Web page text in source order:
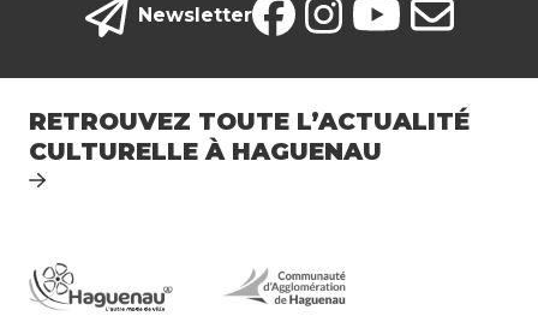
Newsletter
RETROUVEZ TOUTE L’ACTUALITÉ
CULTURELLE À HAGUENAU
s
N
ot
e
s
p